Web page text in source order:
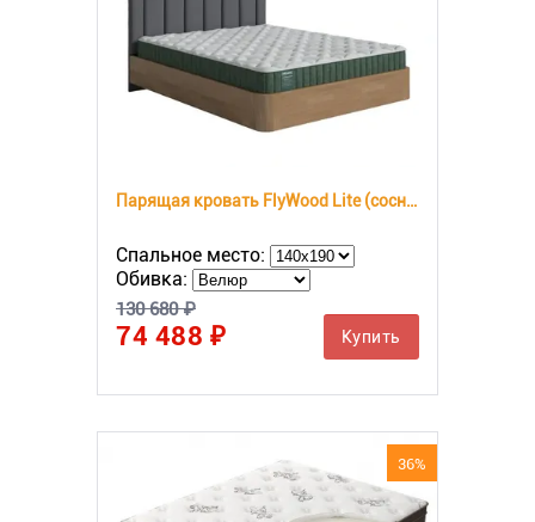
Парящая кровать FlyWood Lite (сосна)
Спальное место:
Обивка:
130 680 ₽
74 488 ₽ Купить
36%